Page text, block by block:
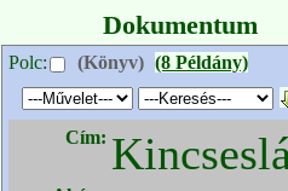
Dokumentum
Polc: (Könyv) (8 Példány)
Cím: